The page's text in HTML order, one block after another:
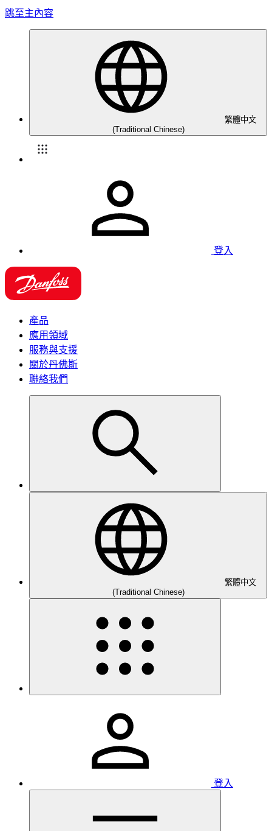
跳至主內容
繁體中文
(Traditional Chinese)
登入
產品
應用領域
服務與支援
關於丹佛斯
聯絡我們
繁體中文
(Traditional Chinese)
登入